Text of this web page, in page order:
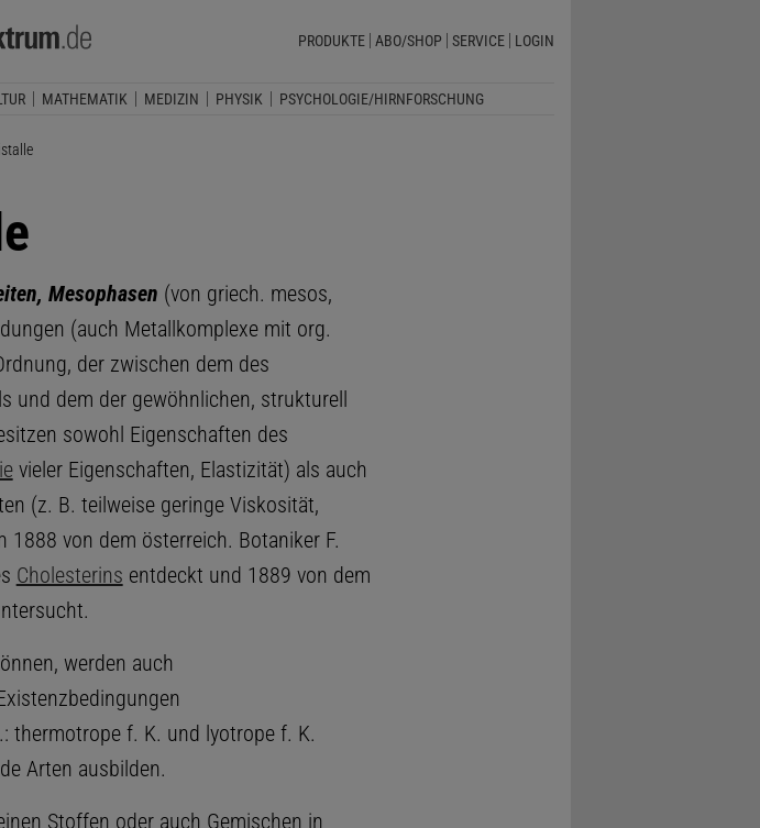
PRODUKTE ABO/SHOP SERVICE LOGIN
MATHEMATIK MEDIZIN PHYSIK PSYCHOLOGIE/HIRNFORSCHUNG
Mesophasen (von griech. mesos,
(auch Metallkomplexe mit org.
der zwischen dem des
und dem der gewöhnlichen, strukturell
sowohl Eigenschaften des
vieler Eigenschaften, Elastizität) als auch
(z. B. teilweise geringe Viskosität,
von dem österreich. Botaniker F.
Cholesterins entdeckt und 1889 von dem
werden auch
thermotrope f. K. und lyotrope f. K.
Arten ausbilden.
Stoffen oder auch Gemischen in